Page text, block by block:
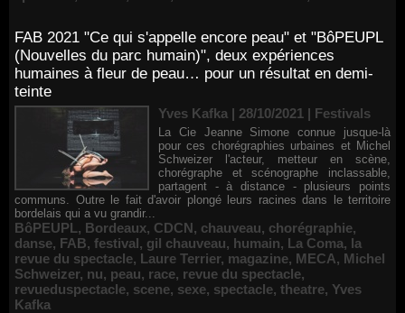
FAB 2021 "Ce qui s'appelle encore peau" et "BôPEUPL
(Nouvelles du parc humain)", deux expériences
humaines à fleur de peau… pour un résultat en demi-
teinte
Yves Kafka | 28/10/2021 | Festivals
La Cie Jeanne Simone connue jusque-là
pour ces chorégraphies urbaines et Michel
Schweizer l'acteur, metteur en scène,
chorégraphe et scénographe inclassable,
partagent - à distance - plusieurs points
communs. Outre le fait d'avoir plongé leurs racines dans le territoire
bordelais qui a vu grandir...
BôPEUPL, Bordeaux, CDCN, chauveau, chorégraphie,
danse, FAB, festival, gil chauveau, humain, La Coma, la
revue du spectacle, Laure Terrier, magazine, MECA, Michel
Schweizer, nu, peau, race, revue du spectacle,
revueduspectacle, scene, sexe, spectacle, theatre, Yves
Kafka